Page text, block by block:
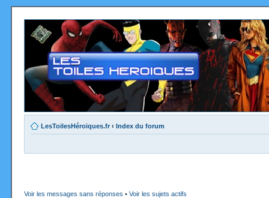
LesToilesHéroïques.fr ‹ Index du forum
Voir les messages sans réponses • Voir les sujets actifs